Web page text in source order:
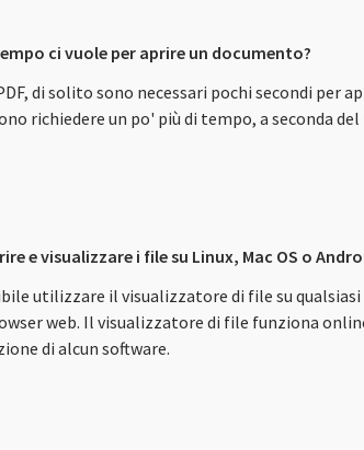
ci vuole per aprire un documento?
di solito sono necessari pochi secondi per
richiedere un po' più di tempo, a seconda
e visualizzare i file su Linux, Mac OS o
utilizzare il visualizzatore di file su
web. Il visualizzatore di file funziona
di alcun software.